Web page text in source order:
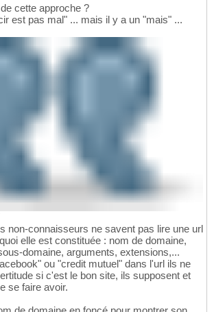
cette approche ?
est pas mal" ... mais il y a un "mais" ...
non-connaisseurs ne savent pas lire une url
elle est constituée : nom de domaine,
domaine, arguments, extensions,...
ou "credit mutuel" dans l'url ils ne
si c'est le bon site, ils supposent et
se faire avoir.